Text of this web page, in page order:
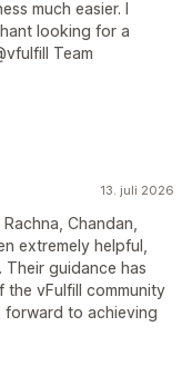
much easier. I
looking for a
Team
13. juli 2026
Chandan,
extremely helpful,
guidance has
the vFulfill community
forward to achieving